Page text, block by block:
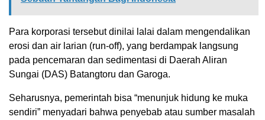
Para korporasi tersebut dinilai lalai dalam mengendalikan
erosi dan air larian (run-off), yang berdampak langsung
pada pencemaran dan sedimentasi di Daerah Aliran
Sungai (DAS) Batangtoru dan Garoga.
Seharusnya, pemerintah bisa “menunjuk hidung ke muka
sendiri” menyadari bahwa penyebab atau sumber masalah